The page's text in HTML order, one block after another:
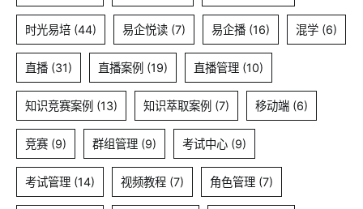
时光易培 (44) 易企悦读 (7) 易企播 (16) 混学 (6)
直播 (31) 直播案例 (19) 直播管理 (10)
知识竞赛案例 (13) 知识萃取案例 (7) 移动端 (6)
竞赛 (9) 群组管理 (9) 考试中心 (9)
考试管理 (14) 视频教程 (7) 角色管理 (7)